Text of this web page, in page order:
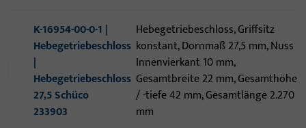
K-16954-00-0-1 |
Hebegetriebeschloss
|
Hebegetriebeschloss
27,5 Schüco
233903
Hebegetriebeschloss, Griffsitz
konstant, Dornmaß 27,5 mm, Nuss
Innenvierkant 10 mm,
Gesamtbreite 22 mm, Gesamthöhe
/ -tiefe 42 mm, Gesamtlänge 2.270
mm